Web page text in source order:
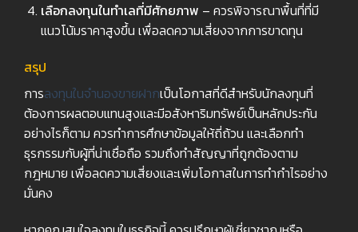
เลือกลงทุนในทำเลที่มีศักยภาพ – ควรพิจารณาพื้นที่ที่มี
แนวโน้มราคาสูงขึ้น เพื่อลดความเสี่ยงจากการขาดทุน
สรุป
การลงทุนในจำนองขายฝากเป็นโอกาสที่ดีสำหรับนักลงทุนที่
ต้องการผลตอบแทนสูงและมีอสังหาริมทรัพย์เป็นหลักประกัน
อย่างไรก็ตาม ควรทำการศึกษาข้อมูลให้ถี่ถ้วน และเลือกทำ
ธุรกรรมกับผู้ที่น่าเชื่อถือ รวมถึงทำสัญญาที่ถูกต้องตาม
กฎหมาย เพื่อลดความเสี่ยงและเพิ่มโอกาสในการทำกำไรอย่าง
มั่นคง